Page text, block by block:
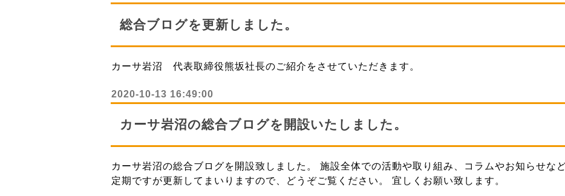
総合ブログを更新しました。
カーサ岩沼 代表取締役熊坂社長のご紹介をさせていただきます。
2020-10-13 16:49:00
カーサ岩沼の総合ブログを開設いたしました。
カーサ岩沼の総合ブログを開設致しました。 施設全体での活動や取り組み、コラムやお知らせな
定期ですが更新してまいりますので、どうぞご覧ください。 宜しくお願い致します。